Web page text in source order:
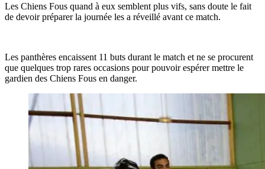
Les Chiens Fous quand à eux semblent plus vifs, sans doute le fait
de devoir préparer la journée les a réveillé avant ce match.
Les panthères encaissent 11 buts durant le match et ne se procurent
que quelques trop rares occasions pour pouvoir espérer mettre le
gardien des Chiens Fous en danger.